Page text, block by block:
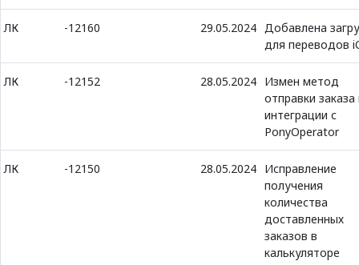
ЛК -12160 29.05.2024 Добавлена
для переводов
ЛК -12152 28.05.2024 Измен метод
отправки заказа
интеграции с
PonyOperator
ЛК -12150 28.05.2024 Исправление
получения
количества
доставленных
заказов в
калькуляторе